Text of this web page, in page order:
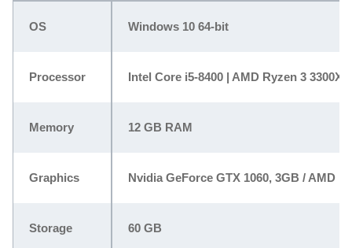
OS Windows 10 64-bit
Processor Intel Core i5-8400 | AMD Ryzen 3 3300X
Memory 12 GB RAM
Graphics Nvidia GeForce GTX 1060, 3GB / AMD
Storage 60 GB